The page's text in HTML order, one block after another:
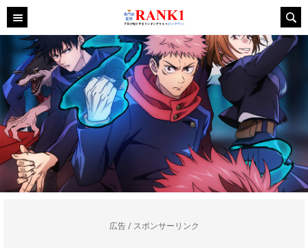
広告 / スポンサーリンク